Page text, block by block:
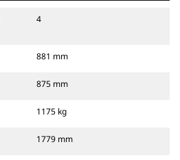
4
881 mm
875 mm
1175 kg
1779 mm